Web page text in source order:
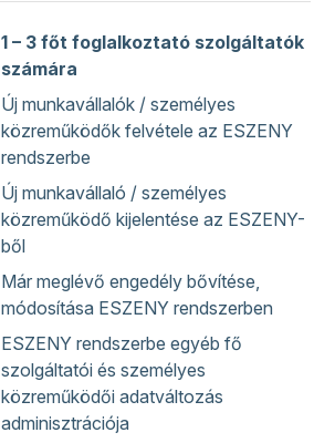
1 – 3 főt foglalkoztató szolgáltatók
számára
Új munkavállalók / személyes
közreműködők felvétele az ESZENY
rendszerbe
Új munkavállaló / személyes
közreműködő kijelentése az ESZENY-
ből
Már meglévő engedély bővítése,
módosítása ESZENY rendszerben
ESZENY rendszerbe egyéb fő
szolgáltatói és személyes
közreműködői adatváltozás
adminisztrációja